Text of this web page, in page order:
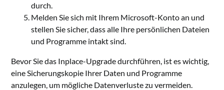
durch.
Melden Sie sich mit Ihrem Microsoft-Konto an und
stellen Sie sicher, dass alle Ihre persönlichen Dateien
und Programme intakt sind.
Bevor Sie das Inplace-Upgrade durchführen, ist es wichtig,
eine Sicherungskopie Ihrer Daten und Programme
anzulegen, um mögliche Datenverluste zu vermeiden.